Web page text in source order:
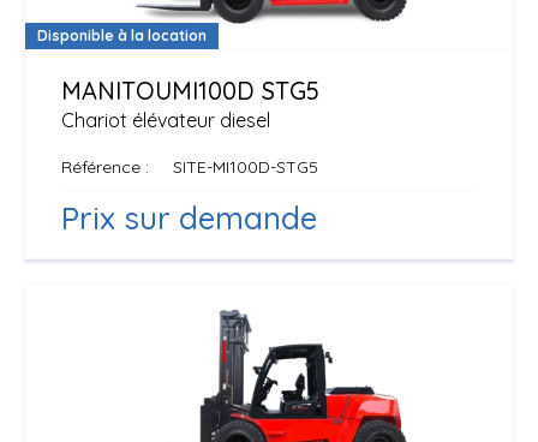
Disponible à la location
Chariot élévateur diesel
MANITOUMI100D STG5
Référence SITE-MI100D-STG5
Prix sur demande